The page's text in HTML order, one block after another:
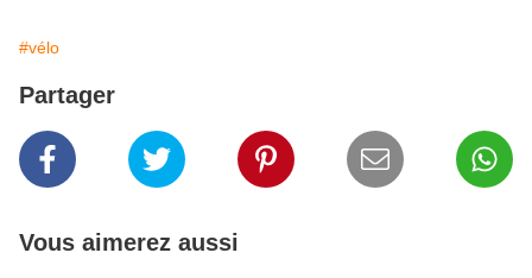
#vélo
Partager
Vous aimerez aussi